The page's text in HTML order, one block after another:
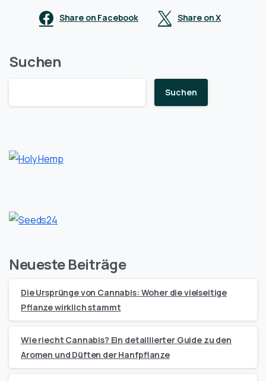
Share on Facebook Share on X
Suchen
Suchen
Neueste Beiträge
Die Ursprünge von Cannabis: Woher die vielseitige
Pflanze wirklich stammt
Wie riecht Cannabis? Ein detaillierter Guide zu den
Aromen und Düften der Hanfpflanze